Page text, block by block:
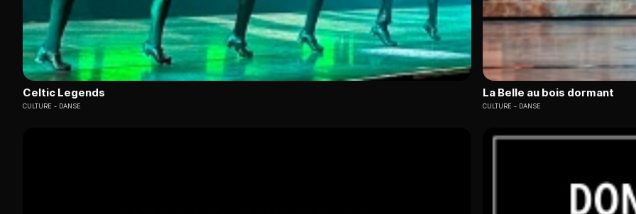
Celtic Legends
CULTURE DANSE
La Belle au bois dormant
CULTURE DANSE